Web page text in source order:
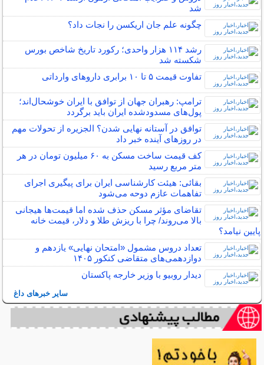
شد
چگونه علم جان اریکسن را نجات داد؟
رشد ۱۱۴ هزار واحدی؛ رکورد تاریخ شاخص بورس
شکسته شد
تفاوت قیمت ۵ تا ۱۰ برابری داروهای وارداتی
ترامپ: رهبران جهان از توافق با ایران خوشحال‌اند؛
پول‌های مسدودشده ایران باید برگردد
توافق در آستانه نهایی شدن؟ الجزیره از تحولات مهم
در روزهای آینده خبر داد
کف قیمت ساخت مسکن به ۶۰ میلیون تومان در هر
متر مربع رسید
بقائی: هیئت کارشناسی ایران برای پیگیری اجرای
تفاهمات عازم دوحه می‌شود
تقاضای مؤثر مسکن حذف شده اما قیمت‌ها هیجانی
بالا می‌روند/ چرا با ریزش طلا و دلار، قیمت خانه
پایین نیامد؟
تعداد دروس مشمول «امتحان نهایی» یازدهم و
دوازدهمی‌های متقاضی کنکور ۱۴۰۵
دیدار روبیو با وزیر خارجه پاکستان
سایر خبرهای داغ